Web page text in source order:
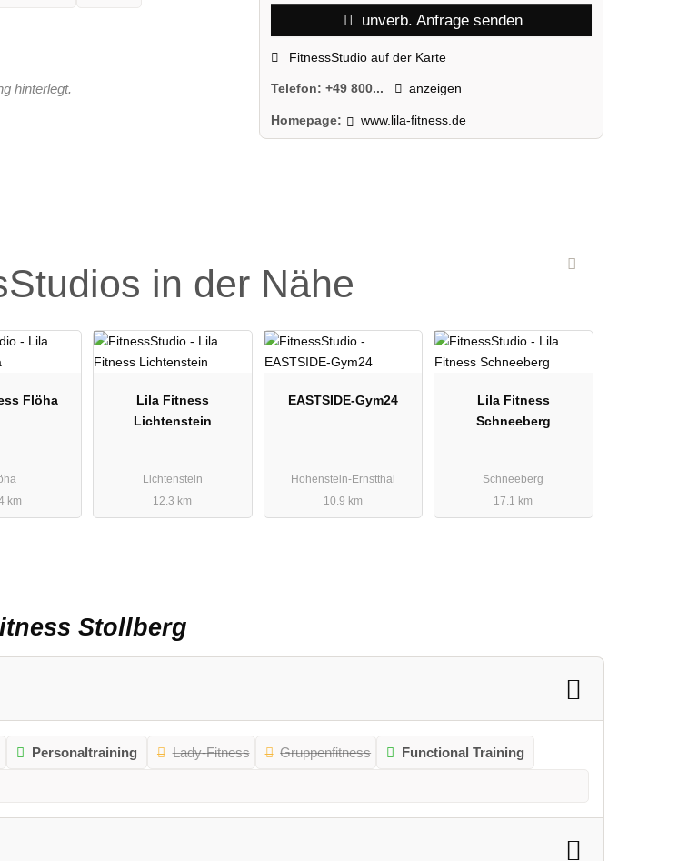
hinterlegt.
unverb. Anfrage senden
FitnessStudio auf der Karte
Telefon:+49 800... anzeigen
Homepage: www.lila-fitness.de
in der Nähe
Flöha
km
Lila Fitness
Lichtenstein
Lichtenstein
12.3 km
EASTSIDE-Gym24
Hohenstein-Ernstthal
10.9 km
Lila Fitness
Schneeberg
Schneeberg
17.1 km
Stollberg
Personaltraining Lady-Fitness Gruppenfitness Functional Training